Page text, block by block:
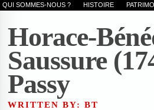
QUI SOMMES-NOUS ?
HISTOIRE
Horace-
Saussure
Passy
WRITTEN BY: BT